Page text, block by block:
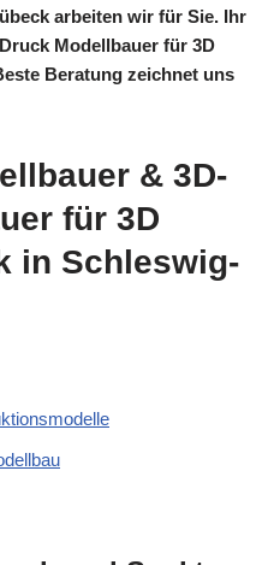
arbeiten wir für Sie. Ihr
Modellbauer für 3D
Beratung zeichnet uns
& 3D-
für 3D
in Schleswig-